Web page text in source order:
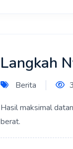
Langkah
Berita
Hasil maksimal
berat.